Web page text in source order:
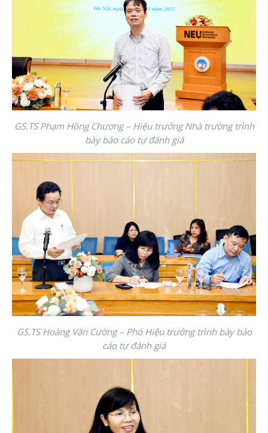
GS.TS Phạm Hồng Chương – Hiệu trưởng Nhà trường trình
bày báo cáo tự đánh giá
GS.TS Hoàng Văn Cường – Phó Hiệu trưởng trình bày báo
cáo tự đánh giá